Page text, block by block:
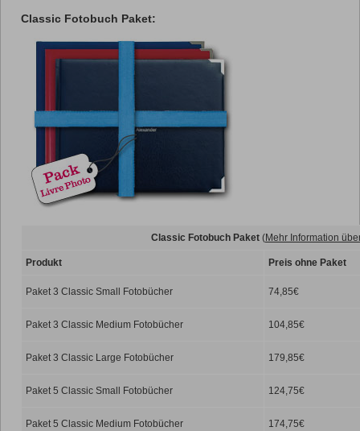
Classic Fotobuch Paket:
Classic Fotobuch Paket (Mehr Information
Produkt Preis ohne Paket
Paket 3 Classic Small Fotobücher 74,85€
Paket 3 Classic Medium Fotobücher 104,85€
Paket 3 Classic Large Fotobücher 179,85€
Paket 5 Classic Small Fotobücher 124,75€
Paket 5 Classic Medium Fotobücher 174,75€